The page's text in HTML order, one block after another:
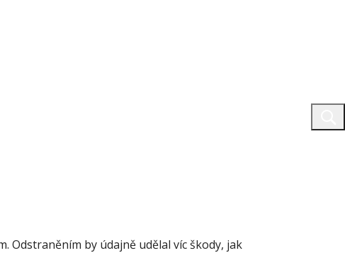
Odstraněním by údajně udělal víc škody, jak